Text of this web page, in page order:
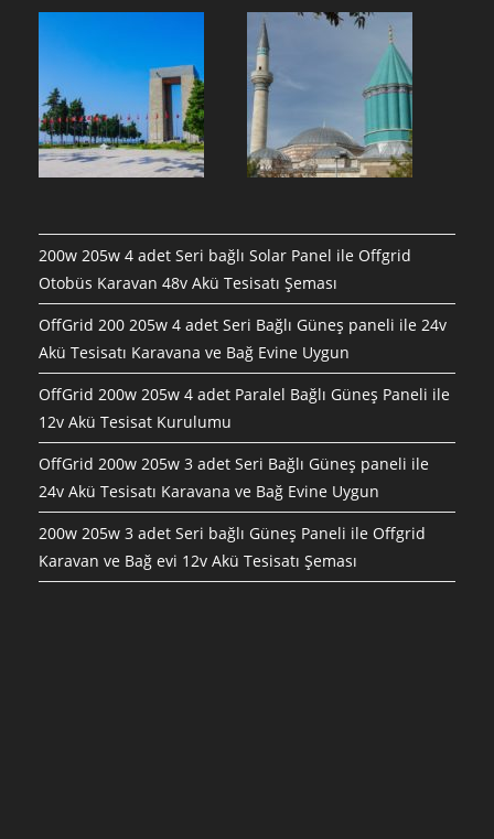
200w 205w 4 adet Seri bağlı Solar Panel ile Offgrid
Otobüs Karavan 48v Akü Tesisatı Şeması
OffGrid 200 205w 4 adet Seri Bağlı Güneş paneli ile 24v
Akü Tesisatı Karavana ve Bağ Evine Uygun
OffGrid 200w 205w 4 adet Paralel Bağlı Güneş Paneli ile
12v Akü Tesisat Kurulumu
OffGrid 200w 205w 3 adet Seri Bağlı Güneş paneli ile
24v Akü Tesisatı Karavana ve Bağ Evine Uygun
200w 205w 3 adet Seri bağlı Güneş Paneli ile Offgrid
Karavan ve Bağ evi 12v Akü Tesisatı Şeması